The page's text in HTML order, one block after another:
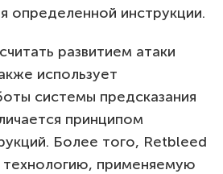
определенной инструкции.
развитием атаки
использует
системы предсказания
принципом
Более того, Retbleed
применяемую